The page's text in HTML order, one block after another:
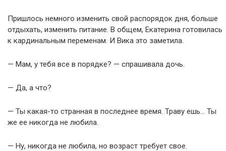
Пришлось немного изменить свой распорядок дня, больше
отдыхать, изменить питание. В общем, Екатерина готовилась
к кардинальным переменам. И Вика это заметила.
— Мам, у тебя все в порядке? — спрашивала дочь.
— Да, а что?
— Ты какая-то странная в последнее время. Траву ешь… Ты
же ее никогда не любила.
— Ну, никогда не любила, но возраст требует свое.